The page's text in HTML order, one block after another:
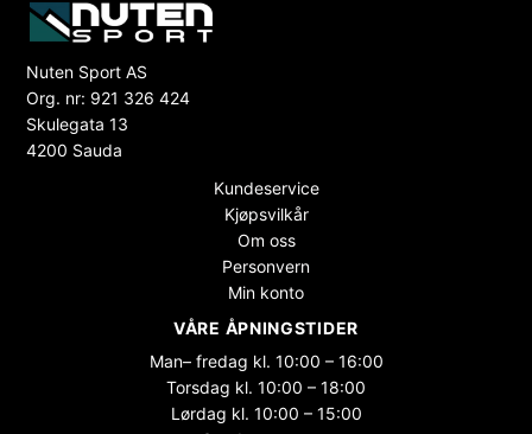
Nuten Sport AS
Org. nr: 921 326 424
Skulegata 13
4200 Sauda
Kundeservice
Kjøpsvilkår
Om oss
Personvern
Min konto
VÅRE ÅPNINGSTIDER
Man– fredag kl. 10:00 – 16:00
Torsdag kl. 10:00 – 18:00
Lørdag kl. 10:00 – 15:00